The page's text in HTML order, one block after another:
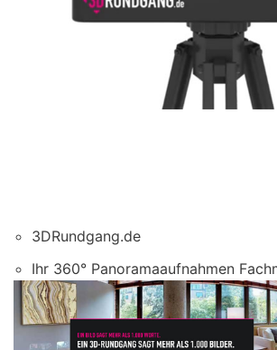
3DRundgang.de
Ihr 360° Panoramaaufnahmen